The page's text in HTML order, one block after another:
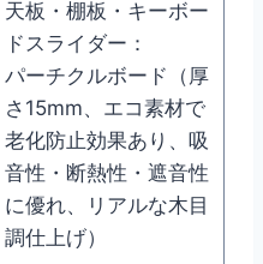
天板・棚板・キーボー
ドスライダー：
パーチクルボード（厚
さ15mm、エコ素材で
老化防止効果あり、吸
音性・断熱性・遮音性
に優れ、リアルな木目
調仕上げ）